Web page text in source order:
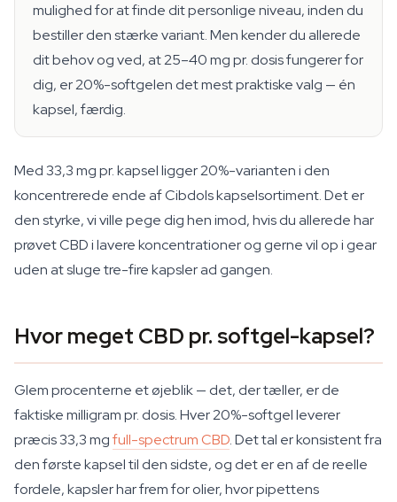
mulighed for at finde dit personlige niveau, inden du
bestiller den stærke variant. Men kender du allerede
dit behov og ved, at 25–40 mg pr. dosis fungerer for
dig, er 20%-softgelen det mest praktiske valg — én
kapsel, færdig.
Med 33,3 mg pr. kapsel ligger 20%-varianten i den
koncentrerede ende af Cibdols kapselsortiment. Det er
den styrke, vi ville pege dig hen imod, hvis du allerede har
prøvet CBD i lavere koncentrationer og gerne vil op i gear
uden at sluge tre-fire kapsler ad gangen.
Hvor meget CBD pr. softgel-kapsel?
Glem procenterne et øjeblik — det, der tæller, er de
faktiske milligram pr. dosis. Hver 20%-softgel leverer
præcis 33,3 mgfull-spectrum CBD. Det tal er konsistent fra
den første kapsel til den sidste, og det er en af de reelle
fordele, kapsler har frem for olier, hvor pipettens